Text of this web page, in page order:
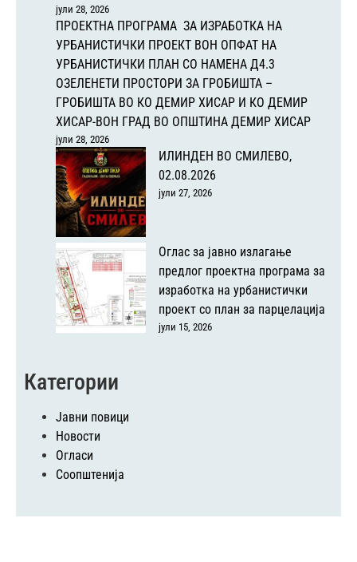
јули 28, 2026
ПРОЕКТНА ПРОГРАМА ЗА ИЗРАБОТКА НА
УРБАНИСТИЧКИ ПРОЕКТ ВОН ОПФАТ НА
УРБАНИСТИЧКИ ПЛАН СО НАМЕНА Д4.3
ОЗЕЛЕНЕТИ ПРОСТОРИ ЗА ГРОБИШТА –
ГРОБИШТА ВО КО ДЕМИР ХИСАР И КО ДЕМИР
ХИСАР-ВОН ГРАД ВО ОПШТИНА ДЕМИР ХИСАР
јули 28, 2026
ИЛИНДЕН ВО СМИЛЕВО,
02.08.2026
јули 27, 2026
Оглас за јавно излагање
предлог проектна програма за
изработка на урбанистички
проект со план за парцелација
јули 15, 2026
Категории
Јавни повици
Новости
Огласи
Соопштенија